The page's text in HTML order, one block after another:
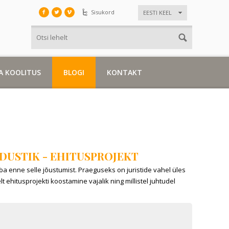
Sisukord EESTI KEEL
KOOLITUS BLOGI KONTAKT
- EHITUSPROJEKT
enne selle jõustumist. Praeguseks on juristide vahel üles
ehitusprojekti koostamine vajalik ning millistel juhtudel